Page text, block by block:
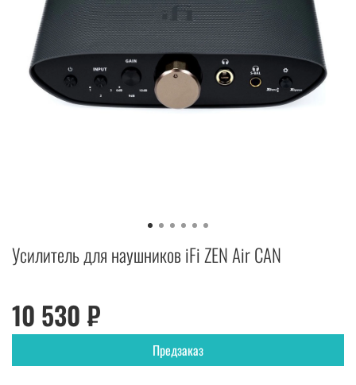
Усилитель для наушников iFi ZEN Air CAN
10 530 ₽
Предзаказ